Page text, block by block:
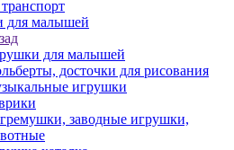
для малышей
для малышей
досточки для рисования
игрушки
заводные игрушки,